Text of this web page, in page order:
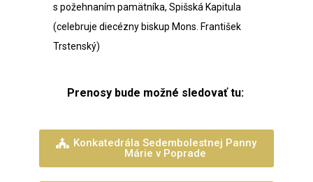
s požehnaním pamätníka, Spišská Kapitula
(celebruje diecézny biskup Mons. František
Trstenský)
Prenosy bude možné sledovať tu:
Konkatedrála Sedembolestnej Panny
Márie v Poprade